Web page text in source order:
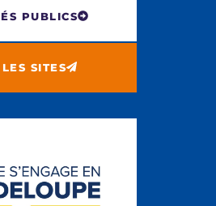
PUBLICS
SITES